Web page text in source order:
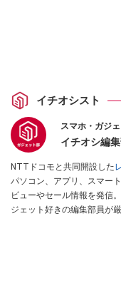
イチオシスト
スマホ・ガジ
イチオシ編
NTTドコモと共同開設した
パソコン、アプリ、スマー
ビューやセール情報を発信
ジェット好きの編集部員が